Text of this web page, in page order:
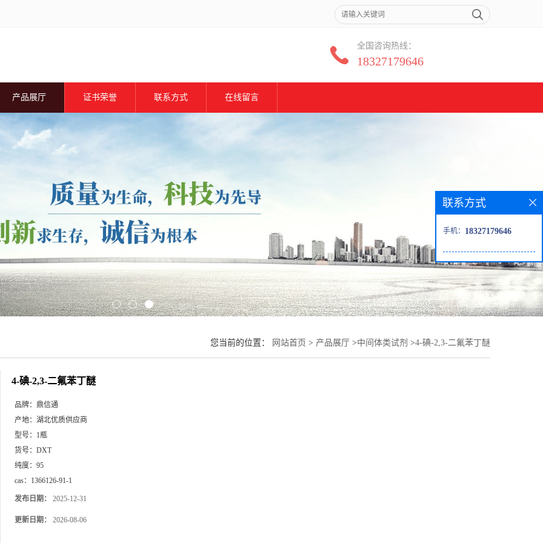
全国咨询热线：
18327179646
产品展厅 证书荣誉 联系方式 在线留言
您当前的位置： 网站首页 > 产品展厅 >中间体类试剂 >4-碘-2,3-二氟苯丁醚
4-碘-2,3-二氟苯丁醚
品牌： 鼎信通
产地： 湖北优质供应商
型号： 1瓶
货号： DXT
纯度： 95
cas： 1366126-91-1
发布日期： 2025-12-31
更新日期： 2026-08-06
联系方式
手机： 18327179646